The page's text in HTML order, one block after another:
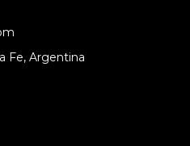
Fe, Argentina